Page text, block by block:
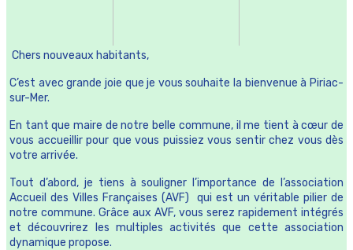
Chers nouveaux habitants,
C’est avec grande joie que je vous souhaite la bienvenue à Piriac-
sur-Mer.
En tant que maire de notre belle commune, il me tient à cœur de
vous accueillir pour que vous puissiez vous sentir chez vous dès
votre arrivée.
Tout d’abord, je tiens à souligner l’importance de l’association
Accueil des Villes Françaises (AVF) qui est un véritable pilier de
notre commune. Grâce aux AVF, vous serez rapidement intégrés
et découvrirez les multiples activités que cette association
dynamique propose.